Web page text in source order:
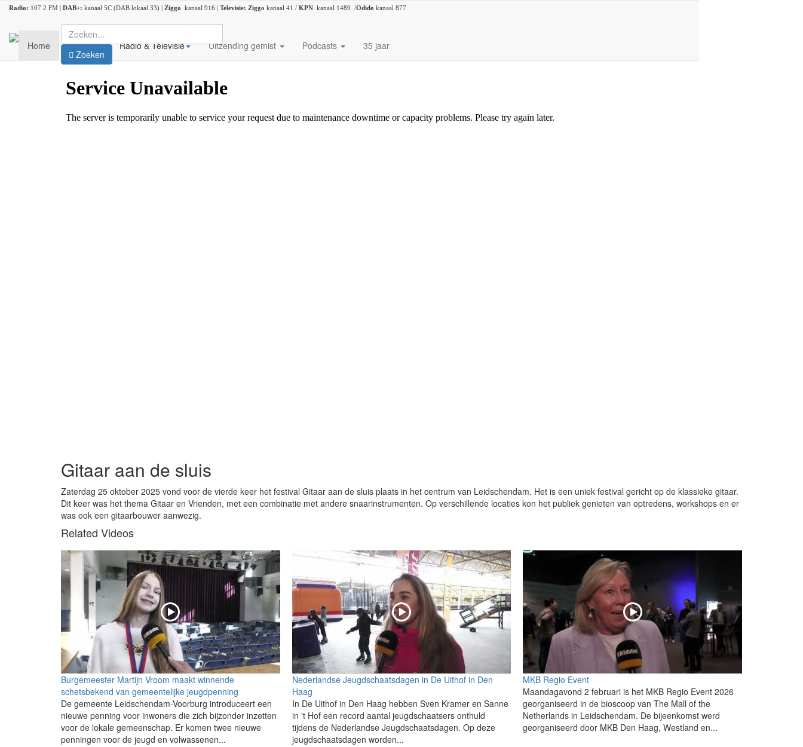
Radio: 107.2 FM | DAB+: kanaal 5C (DAB lokaal 33) | Ziggo kanaal 916 | Televisie: Ziggo kanaal 41 / KPN kanaal 1489 /Odido kanaal 877
Home Nieuws Radio & Televisie Uitzending gemist Podcasts 35 jaar
Zoeken
Gitaar aan de sluis
Zaterdag 25 oktober 2025 vond voor de vierde keer het festival Gitaar aan de sluis plaats in het centrum van Leidschendam. Het is een uniek festival gericht op de klassieke gitaar.
Dit keer was het thema Gitaar en Vrienden, met een combinatie met andere snaarinstrumenten. Op verschillende locaties kon het publiek genieten van optredens, workshops en er
was ook een gitaarbouwer aanwezig.
Related Videos
Burgemeester Martijn Vroom maakt winnende
schetsbekend van gemeentelijke jeugdpenning
De gemeente Leidschendam-Voorburg introduceert een
nieuwe penning voor inwoners die zich bijzonder inzetten
voor de lokale gemeenschap. Er komen twee nieuwe
penningen voor de jeugd en volwassenen...
Nederlandse Jeugdschaatsdagen in De Uithof in Den
Haag
In De Uithof in Den Haag hebben Sven Kramer en Sanne
in 't Hof een record aantal jeugdschaatsers onthuld
tijdens de Nederlandse Jeugdschaatsdagen. Op deze
jeugdschaatsdagen worden...
MKB Regio Event
Maandagavond 2 februari is het MKB Regio Event 2026
georganiseerd in de bioscoop van The Mall of the
Netherlands in Leidschendam. De bijeenkomst werd
georganiseerd door MKB Den Haag, Westland en...